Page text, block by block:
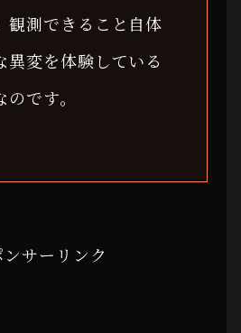
観測できること自体
異変を体験している
です。
サーリンク